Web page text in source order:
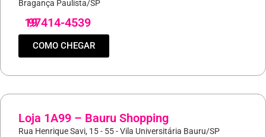
Bragança Paulista/SP
19
97414-4539
COMO CHEGAR
Loja 1A99 – Bauru Shopping
Rua Henrique Savi, 15 - 55 - Vila Universitária Bauru/SP